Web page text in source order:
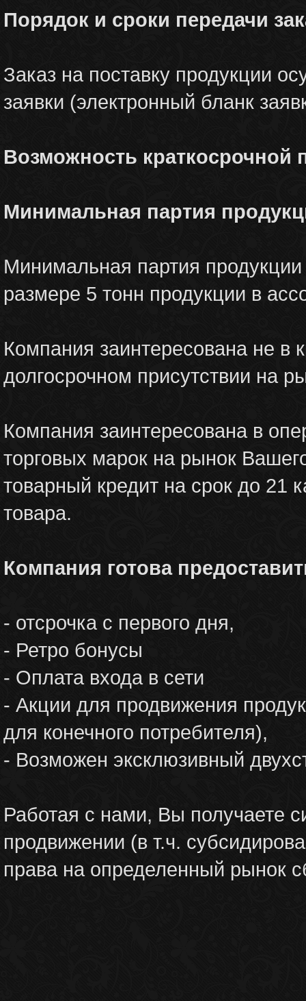
Порядок и сроки передачи
Заказ на поставку продукции
заявки (электронный бланк
Возможность краткосрочной
Минимальная партия
Минимальная партия
размере 5 тонн продукции в
Компания заинтересована не в
долгосрочном присутствии на
Компания заинтересована в
торговых марок на рынок
товарный кредит на срок до 21
товара.
Компания готова
- отсрочка с первого дня,
- Ретро бонусы
- Оплата входа в сети
- Акции для продвижения
для конечного потребителя),
- Возможен эксклюзивный
Работая с нами, Вы получаете
продвижении (в т.ч.
права на определенный рынок